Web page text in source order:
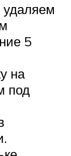
5
на
под